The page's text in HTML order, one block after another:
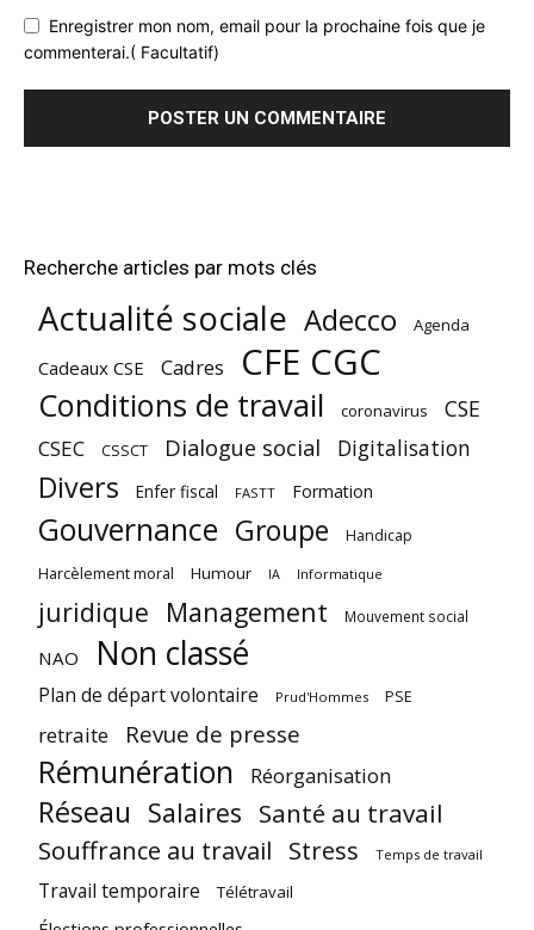
Enregistrer mon nom, email pour la prochaine fois que je
commenterai.( Facultatif)
Recherche articles par mots clés
Actualité sociale Adecco Agenda
Cadeaux CSE Cadres CFE CGC
Conditions de travail coronavirus CSE
CSEC CSSCT Dialogue social Digitalisation
Divers Enfer fiscal FASTT Formation
Gouvernance Groupe Handicap
Harcèlement moral Humour IA Informatique
juridique Management Mouvement social
NAO Non classé
Plan de départ volontaire Prud'Hommes PSE
retraite Revue de presse
Rémunération Réorganisation
Réseau Salaires Santé au travail
Souffrance au travail Stress Temps de travail
Travail temporaire Télétravail